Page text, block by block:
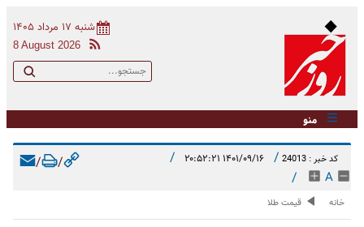
شنبه ۱۷ مرداد ۱۴۰۵
8 August 2026
منو
کد خبر : 24013 / ۱۴۰۱/۰۹/۱۶ ۲۰:۵۲:۲۱ /
A
/
/
/
خانه قیمت طلا